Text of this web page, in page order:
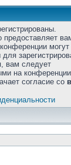
предоставляет
вам следует
на
согласие со